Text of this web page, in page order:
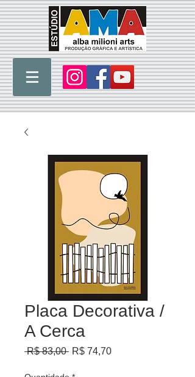
Placa Decorativa /
A Cerca
R$ 83,00 Preço
R$ 74,70Preço